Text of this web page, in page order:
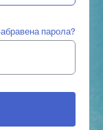
парола?